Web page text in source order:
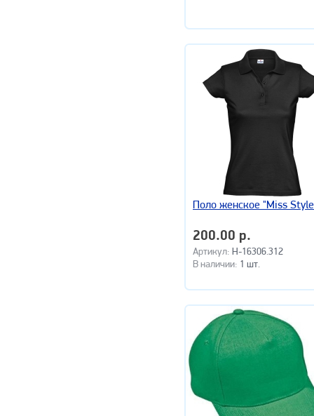
Поло женское "Miss
200.00 р.
Артикул: H-16306.312
В наличии: 1 шт.